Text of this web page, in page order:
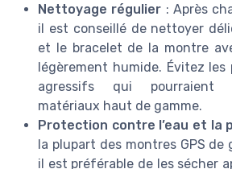
Nettoyage régulier : Après
il est conseillé de nettoyer
et le bracelet de la montre
légèrement humide. Évitez
agressifs qui pourraient
matériaux haut de gamme.
Protection contre l’eau et la
la plupart des montres GPS
il est préférable de les sécher